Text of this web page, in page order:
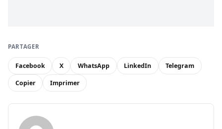
PARTAGER
Facebook X WhatsApp LinkedIn Telegram
Copier Imprimer